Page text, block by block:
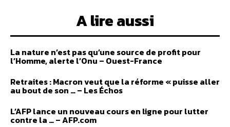
A lire aussi
La nature n’est pas qu’une source de profit pour
l’Homme, alerte l’Onu – Ouest-France
Retraites : Macron veut que la réforme « puisse aller
au bout de son … – Les Échos
L’AFP lance un nouveau cours en ligne pour lutter
contre la … – AFP.com